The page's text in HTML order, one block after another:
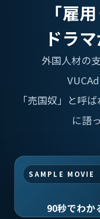
「雇
ドラ
外国人材の
「売国奴」と呼
に語
SAMPLE MOVIE
90秒でわか